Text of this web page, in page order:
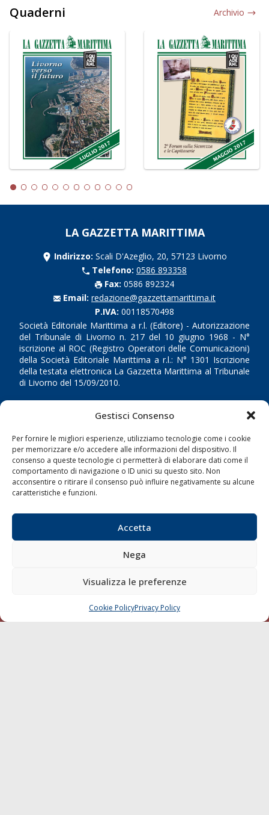
Gestisci Consenso
Per fornire le migliori esperienze, utilizziamo tecnologie come i cookie
per memorizzare e/o accedere alle informazioni del dispositivo. Il
consenso a queste tecnologie ci permetterà di elaborare dati come il
comportamento di navigazione o ID unici su questo sito. Non
acconsentire o ritirare il consenso può influire negativamente su alcune
caratteristiche e funzioni.
Accetta
Nega
Visualizza le preferenze
Cookie PolicyPrivacy Policy
Quaderni Archivio
LA GAZZETTA MARITTIMA
Indirizzo: Scali D'Azeglio, 20, 57123 Livorno
Telefono: 0586 893358
Fax: 0586 892324
Email: redazione@gazzettamarittima.it
P.IVA: 00118570498
Società Editoriale Marittima a r.l. (Editore) - Autorizzazione
del Tribunale di Livorno n. 217 del 10 giugno 1968 - N°
iscrizione al ROC (Registro Operatori delle Comunicazioni)
della Società Editoriale Marittima a r.l.: N° 1301 Iscrizione
della testata elettronica La Gazzetta Marittima al Tribunale
di Livorno del 15/09/2010.
LINK
Shipping
Porti/Interporti
Trasporti
Sostenibilità
Compagnie di Navigazione
Chi siamo
Contatti
CHIAMA SCRIVI